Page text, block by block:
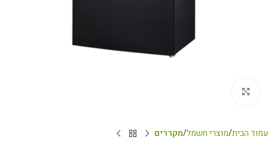
עמוד הבית מוצרי חשמל מקררים